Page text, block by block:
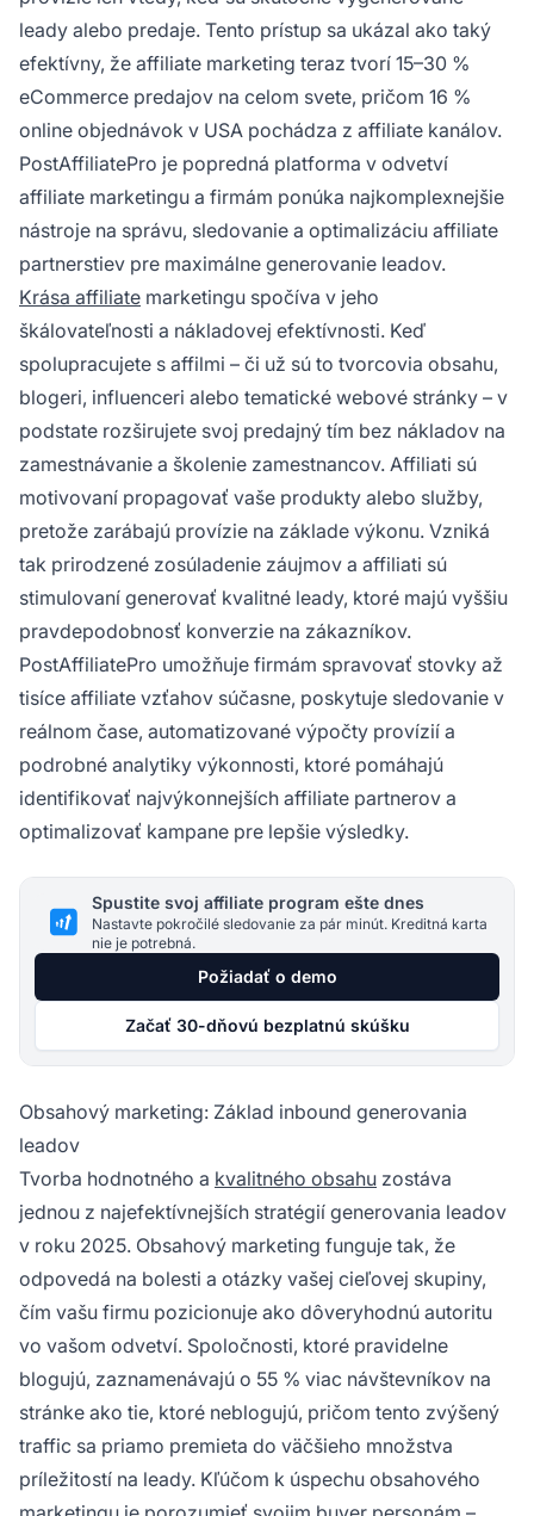
leady alebo predaje. Tento prístup sa ukázal ako taký
efektívny, že affiliate marketing teraz tvorí 15–30 %
eCommerce predajov na celom svete, pričom 16 %
online objednávok v USA pochádza z affiliate kanálov.
PostAffiliatePro je popredná platforma v odvetví
affiliate marketingu a firmám ponúka najkomplexnejšie
nástroje na správu, sledovanie a optimalizáciu affiliate
partnerstiev pre maximálne generovanie leadov.
Krása affiliate marketingu spočíva v jeho
škálovateľnosti a nákladovej efektívnosti. Keď
spolupracujete s affilmi – či už sú to tvorcovia obsahu,
blogeri, influenceri alebo tematické webové stránky – v
podstate rozširujete svoj predajný tím bez nákladov na
zamestnávanie a školenie zamestnancov. Affiliati sú
motivovaní propagovať vaše produkty alebo služby,
pretože zarábajú provízie na základe výkonu. Vzniká
tak prirodzené zosúladenie záujmov a affiliati sú
stimulovaní generovať kvalitné leady, ktoré majú vyššiu
pravdepodobnosť konverzie na zákazníkov.
PostAffiliatePro umožňuje firmám spravovať stovky až
tisíce affiliate vzťahov súčasne, poskytuje sledovanie v
reálnom čase, automatizované výpočty provízií a
podrobné analytiky výkonnosti, ktoré pomáhajú
identifikovať najvýkonnejších affiliate partnerov a
optimalizovať kampane pre lepšie výsledky.
Spustite svoj affiliate program ešte dnes
Nastavte pokročilé sledovanie za pár minút. Kreditná karta
nie je potrebná.
Požiadať o demo
Začať 30-dňovú bezplatnú skúšku
Obsahový marketing: Základ inbound generovania
leadov
Tvorba hodnotného a kvalitného obsahu zostáva
jednou z najefektívnejších stratégií generovania leadov
v roku 2025. Obsahový marketing funguje tak, že
odpovedá na bolesti a otázky vašej cieľovej skupiny,
čím vašu firmu pozicionuje ako dôveryhodnú autoritu
vo vašom odvetví. Spoločnosti, ktoré pravidelne
blogujú, zaznamenávajú o 55 % viac návštevníkov na
stránke ako tie, ktoré neblogujú, pričom tento zvýšený
traffic sa priamo premieta do väčšieho množstva
príležitostí na leady. Kľúčom k úspechu obsahového